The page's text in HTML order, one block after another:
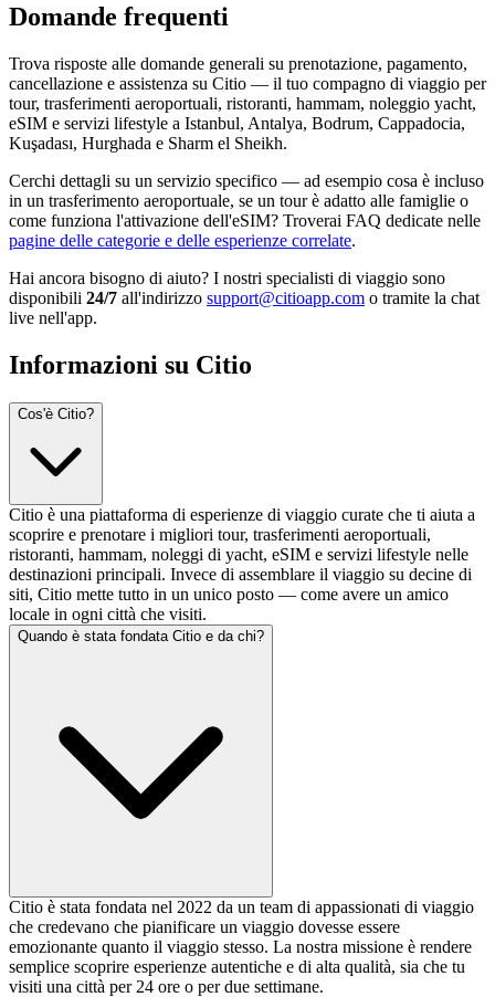
Domande frequenti
Trova risposte alle domande generali su prenotazione, pagamento,
cancellazione e assistenza su Citio — il tuo compagno di viaggio per
tour, trasferimenti aeroportuali, ristoranti, hammam, noleggio yacht,
eSIM e servizi lifestyle a Istanbul, Antalya, Bodrum, Cappadocia,
Kuşadası, Hurghada e Sharm el Sheikh.
Cerchi dettagli su un servizio specifico — ad esempio cosa è incluso
in un trasferimento aeroportuale, se un tour è adatto alle famiglie o
come funziona l'attivazione dell'eSIM? Troverai FAQ dedicate nelle
pagine delle categorie e delle esperienze correlate.
Hai ancora bisogno di aiuto? I nostri specialisti di viaggio sono
disponibili 24/7 all'indirizzo support@citioapp.com o tramite la chat
live nell'app.
Informazioni su Citio
Cos'è Citio?
Citio è una piattaforma di esperienze di viaggio curate che ti aiuta a
scoprire e prenotare i migliori tour, trasferimenti aeroportuali,
ristoranti, hammam, noleggi di yacht, eSIM e servizi lifestyle nelle
destinazioni principali. Invece di assemblare il viaggio su decine di
siti, Citio mette tutto in un unico posto — come avere un amico
locale in ogni città che visiti.
Quando è stata fondata Citio e da chi?
Citio è stata fondata nel 2022 da un team di appassionati di viaggio
che credevano che pianificare un viaggio dovesse essere
emozionante quanto il viaggio stesso. La nostra missione è rendere
semplice scoprire esperienze autentiche e di alta qualità, sia che tu
visiti una città per 24 ore o per due settimane.